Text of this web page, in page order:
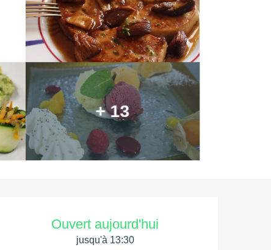
+ 13
Ouvert aujourd'hui
jusqu'à 13:30